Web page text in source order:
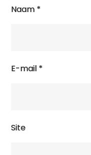
Naam *
E-mail *
Site